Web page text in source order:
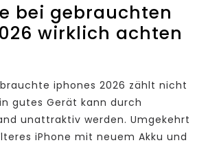
bei gebrauchten
wirklich achten
iphones 2026 zählt nicht
gutes Gerät kann durch
unattraktiv werden. Umgekehrt
iPhone mit neuem Akku und